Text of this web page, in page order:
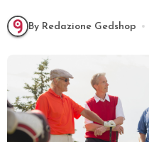
By Redazione Gedshop